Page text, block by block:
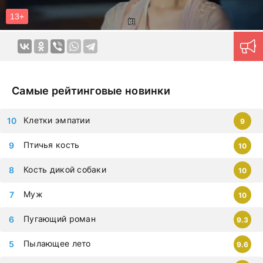
возможно, именно ради этой фразы она и попала сюда.
Смотрите дораму Гурман династии Тан в HD качестве
и с русской озвучкой
прямо сейчас. Авторам удается
создавать красочные четкие образы героев, с
языке позволяют ощутить непередаваемую гамму
эмоций в домашней обстановке в любое удобное время.
Продуманная навигация поможет моментально найти
загружаются ежедневно, приступайте к просмотру
немедленно, чтобы не упустить самые современные
дорамы, которыми восхищается весь мир. Все фильмы
можно смотреть на любых гаджетах – iphone, android,
Самые рейтинговые новинки
Пылающее лето 9.6
Пугающий роман 9.3
Муж 10
Кость дикой собаки 10
Птичья кость 10
Клетки эмпатии 9